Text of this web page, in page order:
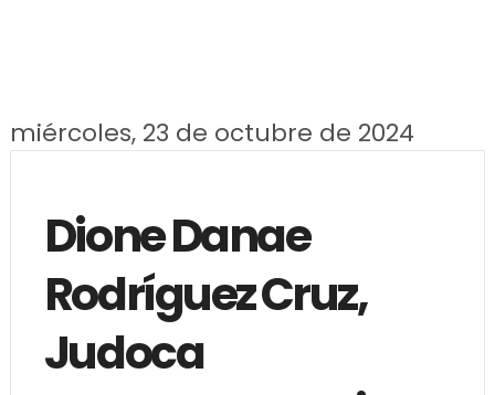
miércoles, 23 de octubre de 2024
Dione Danae
Rodríguez Cruz,
Judoca